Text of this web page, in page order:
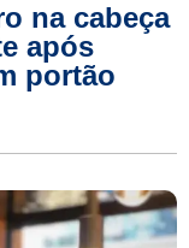
na cabeça
após
portão